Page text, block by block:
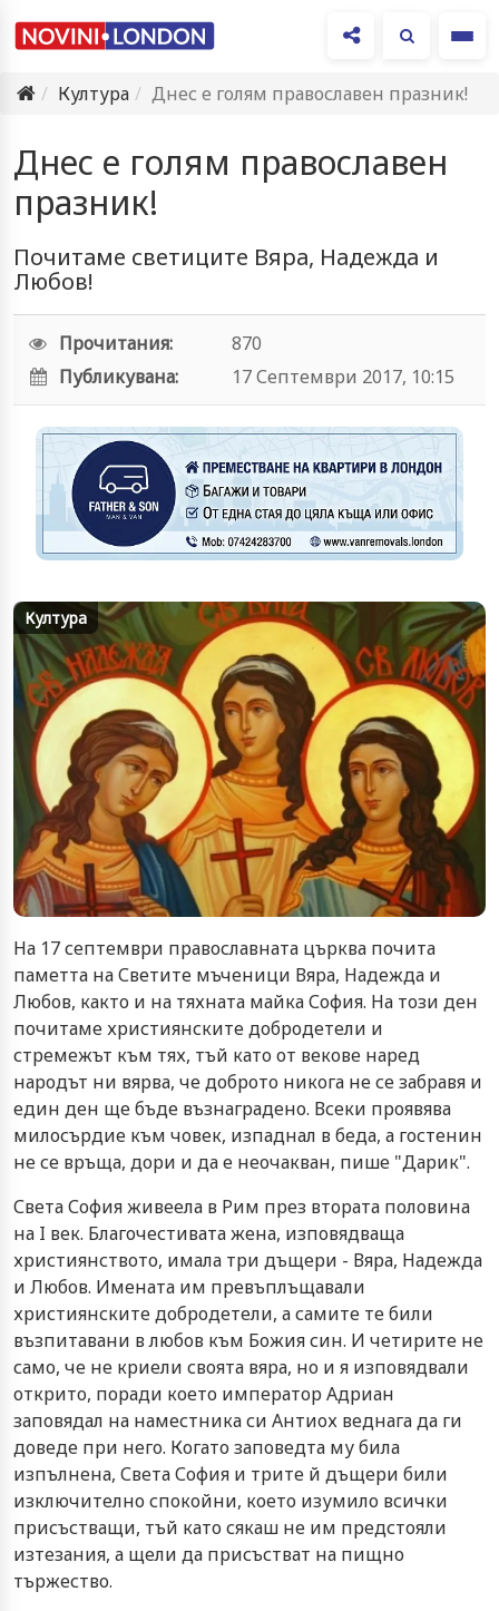
Култура
Днес е голям православен празник!
Днес е голям православен
празник!
Почитаме светиците Вяра, Надежда и
Любов!
Прочитания:
870
Публикувана:
17 Септември 2017, 10:15
Култура
На 17 септември православната църква почита
паметта на Светите мъченици Вяра, Надежда и
Любов, както и на тяхната майка София. На този ден
почитаме християнските добродетели и
стремежът към тях, тъй като от векове наред
народът ни вярва, че доброто никога не се забравя и
един ден ще бъде възнаградено. Всеки проявява
милосърдие към човек, изпаднал в беда, а гостенин
не се връща, дори и да е неочакван, пише "Дарик".
Света София живеела в Рим през втората половина
на I век. Благочестивата жена, изповядваща
християнството, имала три дъщери - Вяра, Надежда
и Любов. Имената им превъплъщавали
християнските добродетели, а самите те били
възпитавани в любов към Божия син. И четирите не
само, че не криели своята вяра, но и я изповядвали
открито, поради което император Адриан
заповядал на наместника си Антиох веднага да ги
доведе при него. Когато заповедта му била
изпълнена, Света София и трите й дъщери били
изключително спокойни, което изумило всички
присъстващи, тъй като сякаш не им предстояли
изтезания, а щели да присъстват на пищно
тържество.